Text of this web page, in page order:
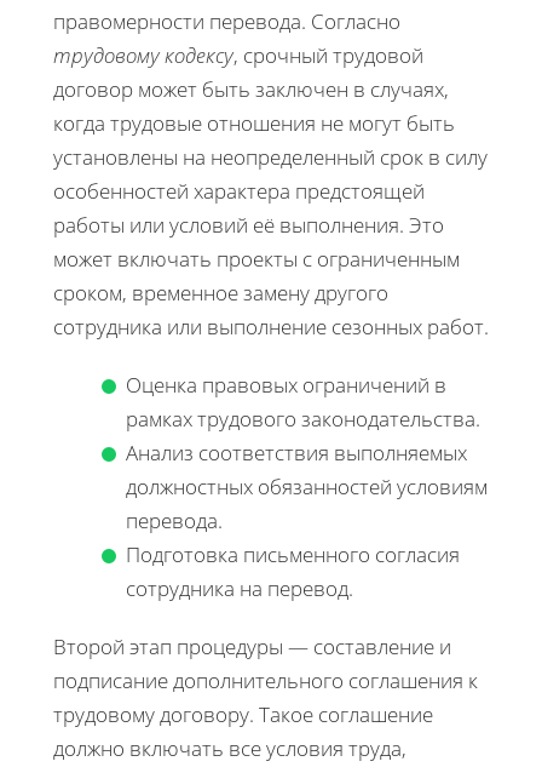
правомерности перевода. Согласно
трудовому кодексу, срочный трудовой
договор может быть заключен в случаях,
когда трудовые отношения не могут быть
установлены на неопределенный срок в силу
особенностей характера предстоящей
работы или условий её выполнения. Это
может включать проекты с ограниченным
сроком, временное замену другого
сотрудника или выполнение сезонных работ.
Оценка правовых ограничений в
рамках трудового законодательства.
Анализ соответствия выполняемых
должностных обязанностей условиям
перевода.
Подготовка письменного согласия
сотрудника на перевод.
Второй этап процедуры — составление и
подписание дополнительного соглашения к
трудовому договору. Такое соглашение
должно включать все условия труда,